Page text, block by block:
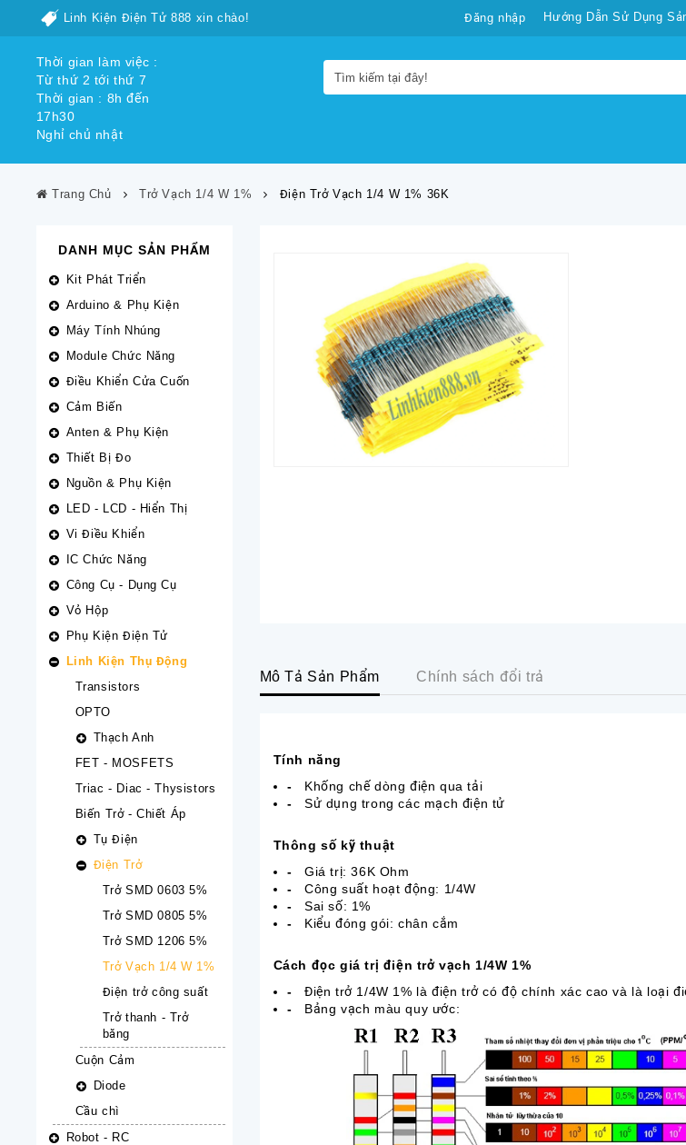
Linh Kiện Điện Tử 888 xin chào! Hướng Dẫn Sử Dụng
Đăng nhập
Thời gian làm việc :
Từ thứ 2 tới thứ 7
Thời gian : 8h đến
17h30
Nghỉ chủ nhật
Trang Chủ Trở Vạch 1/4 W 1% Điện Trở Vạch 1/4 W 1% 36K
DANH MỤC SẢN PHẨM
Kit Phát Triển
Arduino & Phụ Kiện
Máy Tính Nhúng
Module Chức Năng
Điều Khiển Cửa Cuốn
Cảm Biến
Anten & Phụ Kiện
Thiết Bị Đo
Nguồn & Phụ Kiện
LED - LCD - Hiển Thị
Vi Điều Khiển
IC Chức Năng
Công Cụ - Dụng Cụ
Vỏ Hộp
Phụ Kiện Điện Tử
Linh Kiện Thụ Động
Transistors
OPTO
Thạch Anh
FET - MOSFETS
Triac - Diac - Thysistors
Biến Trở - Chiết Áp
Tụ Điện
Điện Trở
Trở SMD 0603 5%
Trở SMD 0805 5%
Trở SMD 1206 5%
Trở Vạch 1/4 W 1%
Điện trở công suất
Trở thanh - Trở
băng
Cuộn Cảm
Diode
Cầu chì
Robot - RC
Mô Tả Sản Phẩm Chính sách đổi trả
Tính năng
- Khống chế dòng điện qua tải
- Sử dụng trong các mạch điện tử
Thông số kỹ thuật
- Giá trị: 36K Ohm
- Công suất hoạt động: 1/4W
- Sai số: 1%
- Kiểu đóng gói: chân cắm
Cách đọc giá trị điện trở vạch 1/4W 1%
- Điện trở 1/4W 1% là điện trở có độ chính xác cao và là loại
- Bảng vạch màu quy ước: